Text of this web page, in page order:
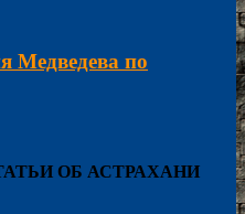
Медведева по
ОБ АСТРАХАНИ